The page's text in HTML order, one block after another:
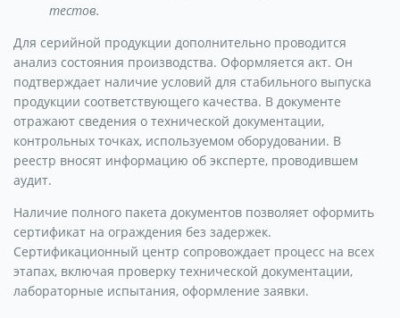
тестов.
Для серийной продукции дополнительно проводится
анализ состояния производства. Оформляется акт. Он
подтверждает наличие условий для стабильного выпуска
продукции соответствующего качества. В документе
отражают сведения о технической документации,
контрольных точках, используемом оборудовании. В
реестр вносят информацию об эксперте, проводившем
аудит.
Наличие полного пакета документов позволяет оформить
сертификат на ограждения без задержек.
Сертификационный центр сопровождает процесс на всех
этапах, включая проверку технической документации,
лабораторные испытания, оформление заявки.